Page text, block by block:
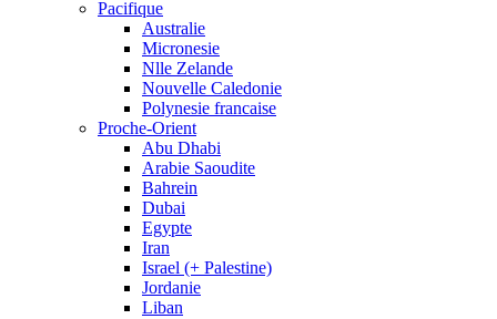
Pacifique
Australie
Micronesie
Nlle Zelande
Nouvelle Caledonie
Polynesie francaise
Proche-Orient
Abu Dhabi
Arabie Saoudite
Bahrein
Dubai
Egypte
Iran
Israel (+ Palestine)
Jordanie
Liban